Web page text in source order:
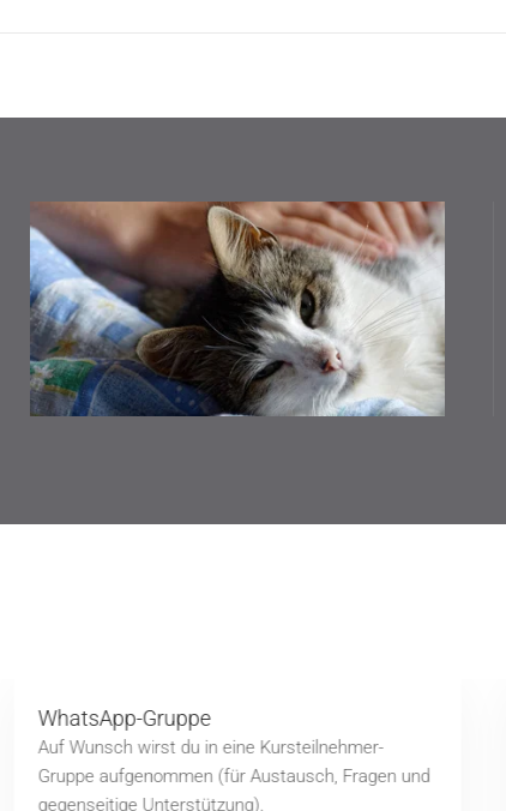
WhatsApp-Gruppe
Auf Wunsch wirst du in eine Kursteilnehmer-
Gruppe aufgenommen (für Austausch, Fragen und
gegenseitige Unterstützung).